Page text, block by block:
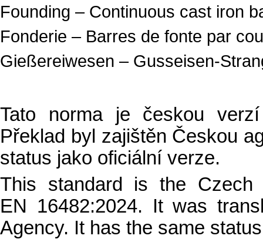
Founding – Continuous cast iron
Fonderie – Barres de fonte par
Gießereiwesen – Gusseisen-
Tato norma je českou
Překlad byl zajištěn Českou
status jako oficiální verze.
This standard is the Czech
EN 16482:2024. It was
Agency. It has the same